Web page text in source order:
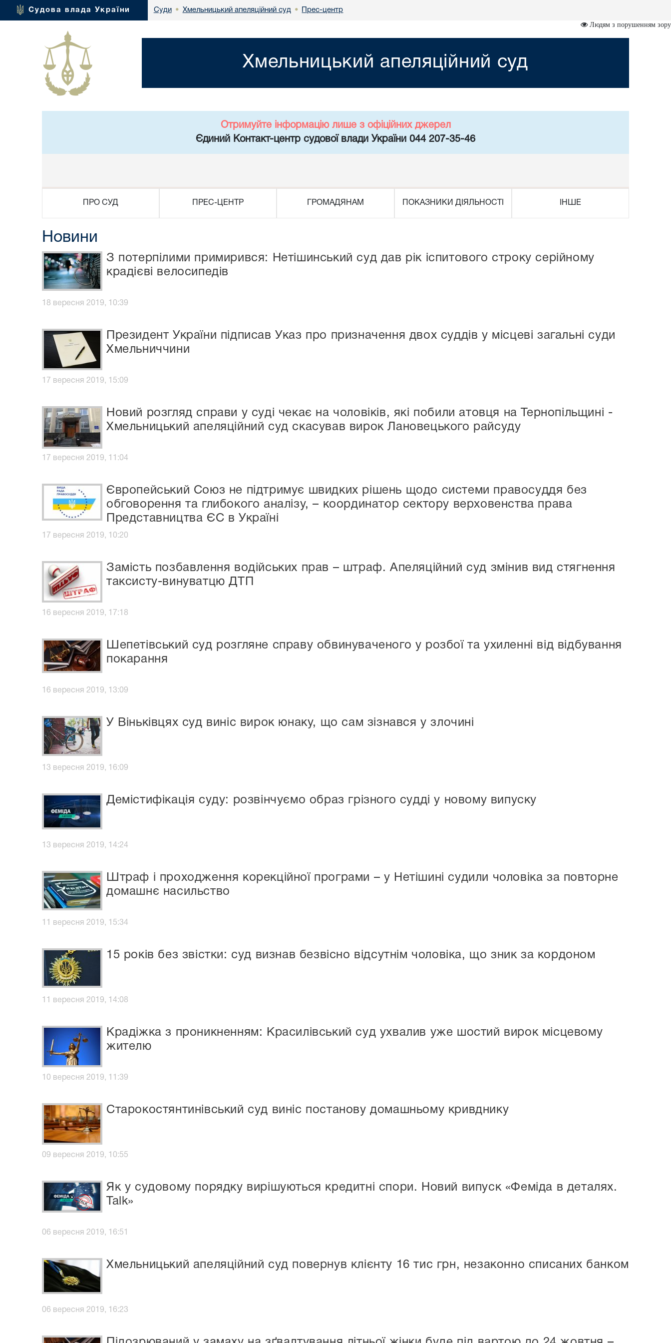
Судова влада України Суди • Хмельницький апеляційний суд • Прес-центр
Людям з порушенням зору
Хмельницький апеляційний суд
Отримуйте інформацію лише з офіційних джерел
Єдиний Контакт-центр судової влади України 044 207-35-46
ПРО СУД ПРЕС-ЦЕНТР ГРОМАДЯНАМ ПОКАЗНИКИ ДІЯЛЬНОСТІ ІНШЕ
Новини
З потерпілими примирився: Нетішинський суд дав рік іспитового строку серійному
крадієві велосипедів
18 вересня 2019, 10:39
Президент України підписав Указ про призначення двох суддів у місцеві загальні суди
Хмельниччини
17 вересня 2019, 15:09
Новий розгляд справи у суді чекає на чоловіків, які побили атовця на Тернопільщині -
Хмельницький апеляційний суд скасував вирок Лановецького райсуду
17 вересня 2019, 11:04
Європейський Союз не підтримує швидких рішень щодо системи правосуддя без
обговорення та глибокого аналізу, – координатор сектору верховенства права
Представництва ЄС в Україні
17 вересня 2019, 10:20
Замість позбавлення водійських прав – штраф. Апеляційний суд змінив вид стягнення
таксисту-винуватцю ДТП
16 вересня 2019, 17:18
Шепетівський суд розгляне справу обвинуваченого у розбої та ухиленні від відбування
покарання
16 вересня 2019, 13:09
У Віньківцях суд виніс вирок юнаку, що сам зізнався у злочині
13 вересня 2019, 16:09
Демістифікація суду: розвінчуємо образ грізного судді у новому випуску
13 вересня 2019, 14:24
Штраф і проходження корекційної програми – у Нетішині судили чоловіка за повторне
домашнє насильство
11 вересня 2019, 15:34
15 років без звістки: суд визнав безвісно відсутнім чоловіка, що зник за кордоном
11 вересня 2019, 14:08
Крадіжка з проникненням: Красилівський суд ухвалив уже шостий вирок місцевому
жителю
10 вересня 2019, 11:39
Старокостянтинівський суд виніс постанову домашньому кривднику
09 вересня 2019, 10:55
Як у судовому порядку вирішуються кредитні спори. Новий випуск «Феміда в деталях.
Talk»
06 вересня 2019, 16:51
Хмельницький апеляційний суд повернув клієнту 16 тис грн, незаконно списаних банком
06 вересня 2019, 16:23